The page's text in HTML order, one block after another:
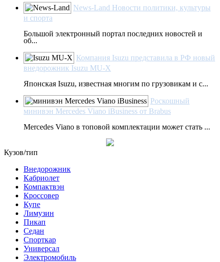
News-Land Новости политики, культуры
и спорта
Большой электронный портал последних новостей и
об...
Компания Isuzu представила в РФ новый
внедорожник Isuzu MU-X
Японская Isuzu, известная многим по грузовикам и с...
Роскошный
минивэн Mercedes Viano iBusiness от Brabus
Mercedes Viano в топовой комплектации может стать ...
Кузов/тип
Внедорожник
Кабриолет
Компактвэн
Кроссовер
Купе
Лимузин
Пикап
Седан
Спорткар
Универсал
Электромобиль